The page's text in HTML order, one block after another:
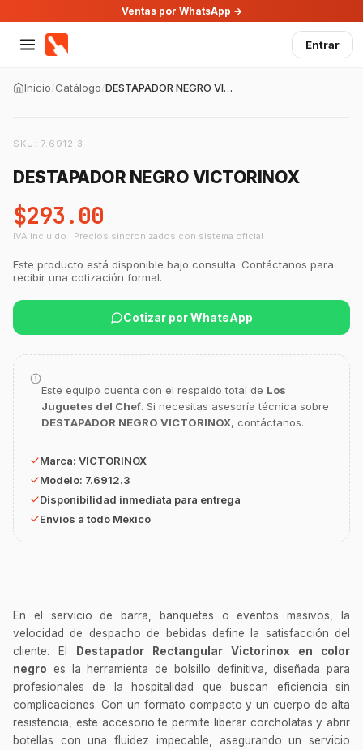
Ventas por WhatsApp →
Entrar
Inicio/Catálogo/ DESTAPADOR NEGRO VICTORINOX
SKU: 7.6912.3
DESTAPADOR NEGRO VICTORINOX
$293.00
IVA incluido · Precios sincronizados con sistema oficial
Este producto está disponible bajo consulta. Contáctanos para
recibir una cotización formal.
Cotizar por WhatsApp
Este equipo cuenta con el respaldo total de Los
Juguetes del Chef. Si necesitas asesoría técnica sobre
DESTAPADOR NEGRO VICTORINOX, contáctanos.
Marca: VICTORINOX
Modelo: 7.6912.3
Disponibilidad inmediata para entrega
Envíos a todo México
En el servicio de barra, banquetes o eventos masivos, la
velocidad de despacho de bebidas define la satisfacción del
cliente. El Destapador Rectangular Victorinox en color
negro es la herramienta de bolsillo definitiva, diseñada para
profesionales de la hospitalidad que buscan eficiencia sin
complicaciones. Con un formato compacto y un cuerpo de alta
resistencia, este accesorio te permite liberar corcholatas y abrir
botellas con una fluidez impecable, asegurando un servicio
¡Hola Chef! 🍳 Soy GastroBot, tu asesor
¿En qué te puedo apoyar hoy con tu
equipamiento o utensilios?